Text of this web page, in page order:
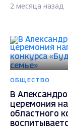
2 месяца назад
ОБЩЕСТВО
В
церемония
областного